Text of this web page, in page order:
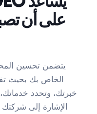
على أن
يتضمن تحسين
الخاص بك بحيث
خبرتك، وتحدد